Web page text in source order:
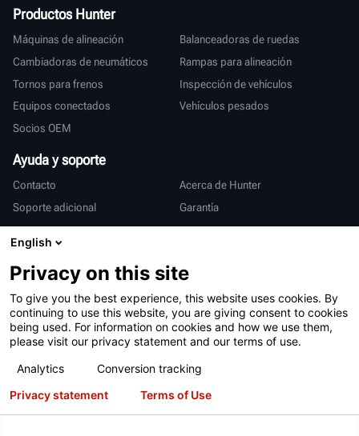
Productos Hunter
Máquinas de alineación
Balanceadoras de ruedas
Cambiadoras de neumáticos
Rampas para alineación
Tornos para frenos
Inspección de vehículos
Equipos conectados
Vehículos pesados
Socios OEM
Ayuda y soporte
Contacto
Acerca de Hunter
Soporte adicional
Garantía
Internacional
Ventas y servicio
Condiciones de uso Declaración de privacidad
Iniciar sesión
English
Privacy on this site
To give you the best experience, this website uses cookies. By
continuing to use this website, you are giving consent to cookies
being used. For information on cookies and how we use them,
please visit our privacy statement and our terms of use.
Analytics
Conversion tracking
Privacy statement
Terms of Use